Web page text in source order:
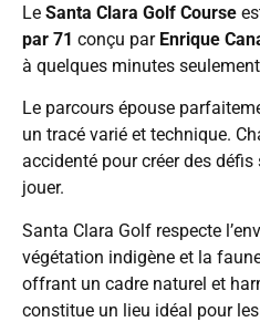
Le Santa Clara Golf Course
par 71 conçu par Enrique
à quelques minutes
Le parcours épouse
un tracé varié et technique.
accidenté pour créer des
jouer.
Santa Clara Golf respecte
végétation indigène et la
offrant un cadre naturel et
constitue un lieu idéal pour